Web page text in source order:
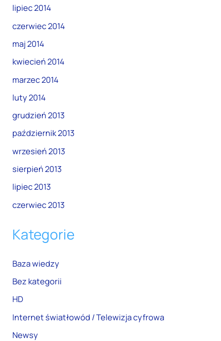
lipiec 2014
czerwiec 2014
maj 2014
kwiecień 2014
marzec 2014
luty 2014
grudzień 2013
październik 2013
wrzesień 2013
sierpień 2013
lipiec 2013
czerwiec 2013
Kategorie
Baza wiedzy
Bez kategorii
HD
Internet światłowód / Telewizja cyfrowa
Newsy